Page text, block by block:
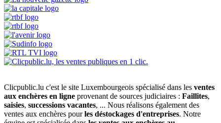
Clicpublic.lu c'est le site Luxembourgeois spécialisé dans les ventes
aux enchères en ligne provenant de sources judiciaires : Faillites,
saisies, successions vacantes, ... Nous réalisons également des
ventes aux enchères pourles déstockages d'entreprises. Notre